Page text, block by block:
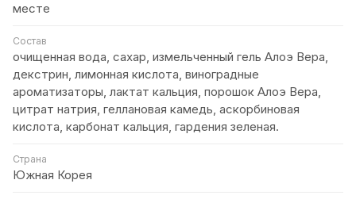
месте
Состав
очищенная вода, сахар, измельченный гель Алоэ Вера,
декстрин, лимонная кислота, виноградные
ароматизаторы, лактат кальция, порошок Алоэ Вера,
цитрат натрия, геллановая камедь, аскорбиновая
кислота, карбонат кальция, гардения зеленая.
Страна
Южная Корея